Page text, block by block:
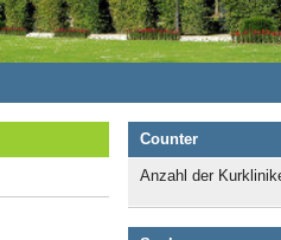
Counter
Anzahl der